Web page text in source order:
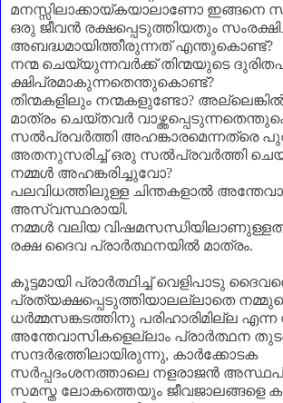
മനസ്സിലാക്കായ്കയാലാണോ ഇങ്ങനെ
ഒരു ജീവൻ രക്ഷപ്പെടുത്തിയതും
അബദ്ധമായിത്തീരുന്നത് എന്തുകൊണ്ട്?
നന്മ ചെയ്യുന്നവർക്ക് തിന്മയുടെ
ക്ഷിപ്രമാകുന്നതെന്തുകൊണ്ട്?
തിന്മകളിലും നന്മകളുണ്ടോ?
മാത്രം ചെയ്തവർ
സൽപ്രവർത്തി അഹങ്കാരമെന്നത്രെ
അതനുസരിച്ച് ഒരു സൽപ്രവർത്തി
നമ്മൾ അഹങ്കരിച്ചുവോ?
പലവിധത്തിലുള്ള ചിന്തകളാൽ
അസ്വസ്ഥരായി.
നമ്മൾ വലിയ
രക്ഷ ദൈവ പ്രാർത്ഥനയിൽ മാത്രം.
കൂട്ടമായി പ്രാർത്ഥിച്ച് വെളിപാടു
പ്രത്യക്ഷപ്പെടുത്തിയാലല്ലാതെ
ധർമ്മസങ്കടത്തിനു പരിഹാരിമില്ല
അന്തേവാസികളെല്ലാം പ്രാർത്ഥന
സന്ദർഭത്തിലായിരുന്നു, കാർക്കോടക
സർപ്പദംശനത്താലെ നളരാജൻ
സമസ്ത ലോകത്തെയും ജീവജാലങ്ങളെ